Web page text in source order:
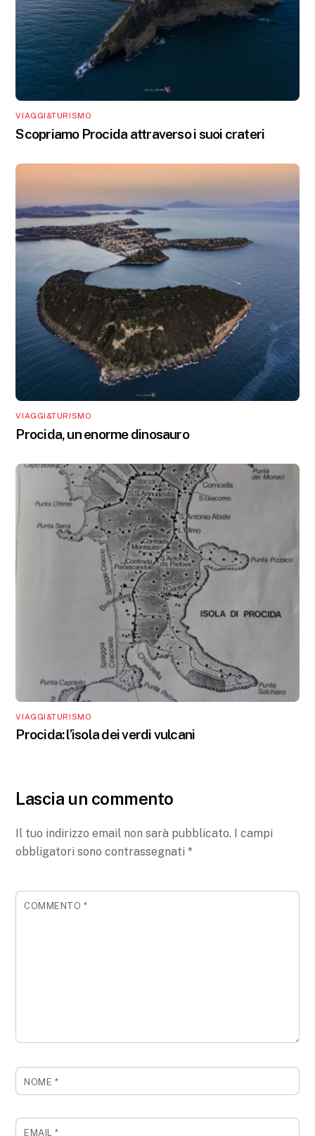
VIAGGI&TURISMO
Scopriamo Procida attraverso i suoi crateri
VIAGGI&TURISMO
Procida, un enorme dinosauro
VIAGGI&TURISMO
Procida: l’isola dei verdi vulcani
Lascia un commento
Il tuo indirizzo email non sarà pubblicato. I campi
obbligatori sono contrassegnati*
COMMENTO*
NOME *
EMAIL*